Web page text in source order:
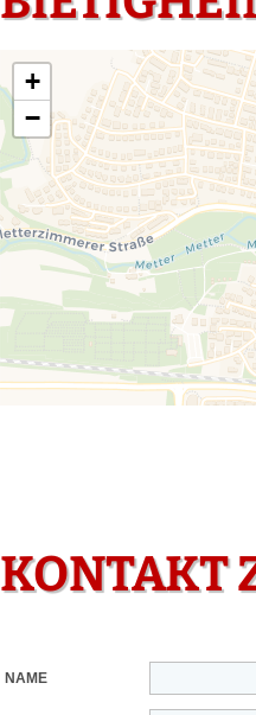
+
−
KONTAKT
NAME